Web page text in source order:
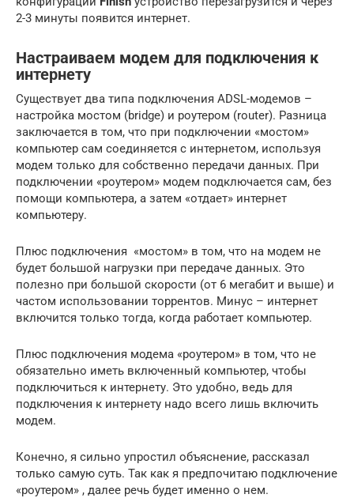
2-3 минуты появится интернет.
Настраиваем модем для подключения к
интернету
Существует два типа подключения ADSL-модемов –
настройка мостом (bridge) и роутером (router). Разница
заключается в том, что при подключении «мостом»
компьютер сам соединяется с интернетом, используя
модем только для собственно передачи данных. При
подключении «роутером» модем подключается сам, без
помощи компьютера, а затем «отдает» интернет
компьютеру.
Плюс подключения «мостом» в том, что на модем не
будет большой нагрузки при передаче данных. Это
полезно при большой скорости (от 6 мегабит и выше) и
частом использовании торрентов. Минус – интернет
включится только тогда, когда работает компьютер.
Плюс подключения модема «роутером» в том, что не
обязательно иметь включенный компьютер, чтобы
подключиться к интернету. Это удобно, ведь для
подключения к интернету надо всего лишь включить
модем.
Конечно, я сильно упростил объяснение, рассказал
только самую суть. Так как я предпочитаю подключение
«роутером» , далее речь будет именно о нем.